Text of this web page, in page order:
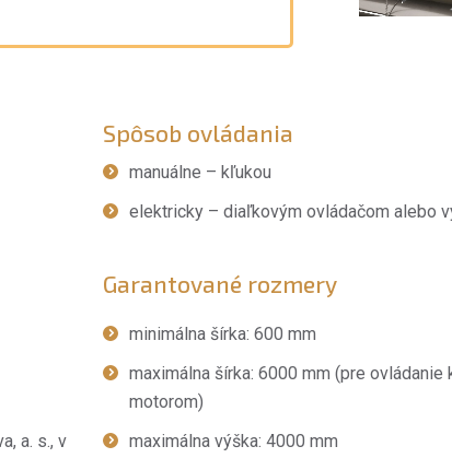
a. s., v
Spôsob ovládania
manuálne – kľukou
elektricky – diaľkovým ovládačom alebo
Garantované rozmery
minimálna šírka: 600 mm
maximálna šírka: 6000 mm (pre
motorom)
maximálna výška: 4000 mm